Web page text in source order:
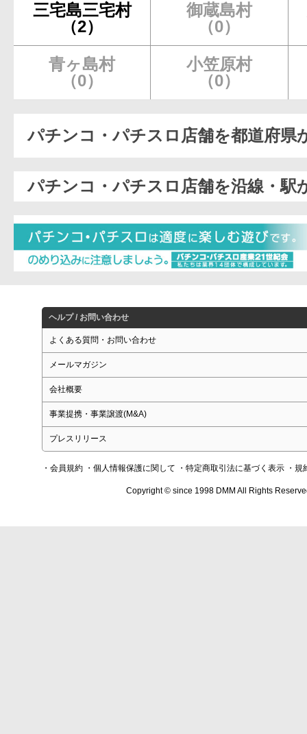
三宅島三宅村
（2）
御蔵島村
（0）
青ヶ島村
（0）
小笠原村
（0）
パチンコ・パチスロ店舗を都道府県
パチンコ・パチスロ店舗を沿線・駅
ヘルプ / お問い合わせ
よくある質問・お問い合わせ
メールマガジン
会社概要
事業提携・事業譲渡(M&A)
プレスリリース
・会員規約 ・個人情報保護に関して ・特定商取引法に基づく表示 ・規
Copyright © since 1998 DMM All Rights